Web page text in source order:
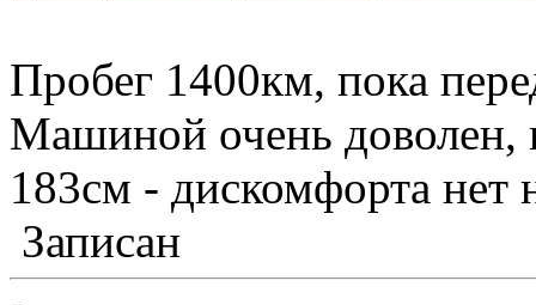
Пробег 1400км, пока
Машиной очень доволен,
183см - дискомфорта нет
Записан